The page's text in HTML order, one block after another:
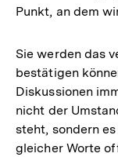
Punkt, an dem
Sie werden das
bestätigen
Diskussionen
nicht der
steht, sondern
gleicher Worte